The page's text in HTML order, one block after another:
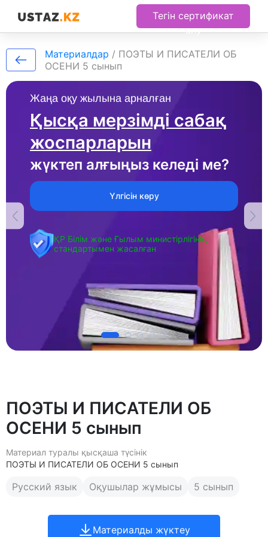
Тегін сертификат
алу
Жаңа оқу жылына арналған
Қысқа мерзімді сабақ
жоспарларын
жүктеп алғыңыз келеді ме?
Үлгісін көру
ҚР Білім және Ғылым министірлігінің
стандартымен жасалған
Материалдар / ПОЭТЫ И ПИСАТЕЛИ ОБ
ОСЕНИ 5 сынып
ПОЭТЫ И ПИСАТЕЛИ ОБ
ОСЕНИ 5 сынып
Материал туралы қысқаша түсінік
ПОЭТЫ И ПИСАТЕЛИ ОБ ОСЕНИ 5 сынып
Русский язык Оқушылар жұмысы 5 сынып
Материалды жүктеу